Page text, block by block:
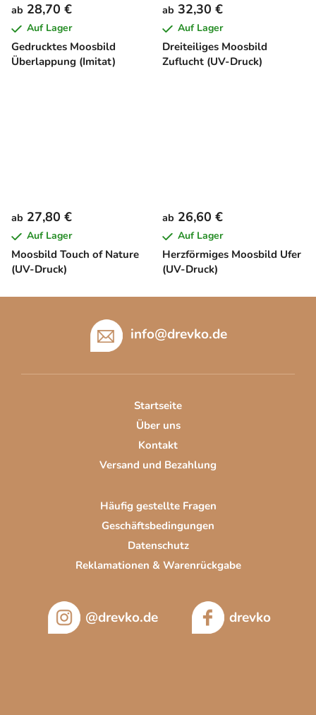
Gedrucktes Moosbild
Überlappung (Imitat)
ab 28,70 €
Auf Lager
Dreiteiliges Moosbild
Zuflucht (UV-Druck)
ab 32,30 €
Auf Lager
Moosbild Touch of Nature
(UV-Druck)
ab 27,80 €
Auf Lager
Herzförmiges Moosbild Ufer
(UV-Druck)
ab 26,60 €
Auf Lager
info@drevko.de
Startseite
Über uns
Kontakt
Versand und Bezahlung
Häufig gestellte Fragen
Geschäftsbedingungen
Datenschutz
Reklamationen & Warenrückgabe
@drevko.de drevko